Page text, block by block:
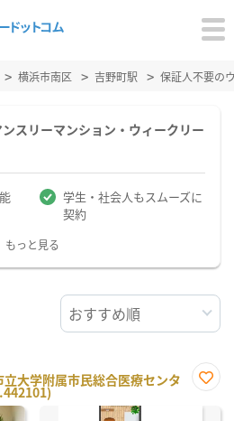
横浜市南区 吉野町駅 保証人不要の
スリーマンション・ウィークリー
学生・社会人もスムーズに
契約
もっと見る
大学附属市民総合医療センタ
に入